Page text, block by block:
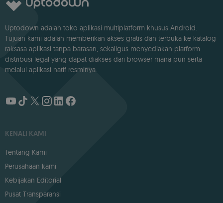
Uptodown adalah toko aplikasi multiplatform khusus Android.
Tujuan kami adalah memberikan akses gratis dan terbuka ke katalog
raksasa aplikasi tanpa batasan, sekaligus menyediakan platform
distribusi legal yang dapat diakses dari browser mana pun serta
melalui aplikasi natif resminya.
KENALI KAMI
Tentang Kami
Perusahaan kami
Kebijakan Editorial
Pusat Transparansi